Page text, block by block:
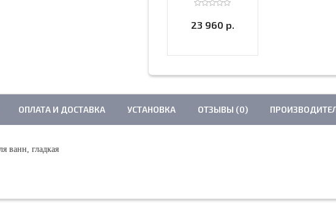
23 960 р.
ОПЛАТА И ДОСТАВКА УСТАНОВКА ОТЗЫВЫ (0)
ванн, гладкая